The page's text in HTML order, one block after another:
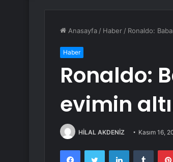
Anasayfa / Haber / Ronaldo:
Haber
Ronaldo:
evimin
HİLAL AKDENİZ Kasım 16,
FacebookTwitter LinkedIn